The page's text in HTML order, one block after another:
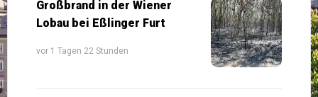
Großbrand in der Wiener
Lobau bei Eßlinger Furt
vor 1 Tagen 22 Stunden